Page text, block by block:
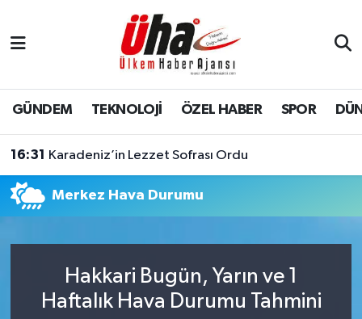
GÜNDEM TEKNOLOJİ ÖZEL HABER SPOR
16:31 Karadeniz’in Lezzet Sofrası Ordu
Merkez Hava Durumu
Hakkari Bugün, Yarın ve 1
Haftalık Hava Durumu Tahmini
İstanbul Nöbetçi Eczaneler
İstanbul Hava Durumu
Tüm Manşetler
Son Dakika Haberleri